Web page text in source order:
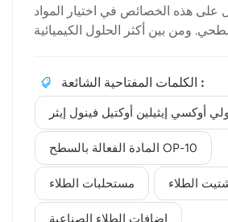
هذه الخصائص في اختيار المواد
ومن بين أكثر الحلول الكيميائية
مواد خام كيميائية عالية الجودة تدفع
في هذه المقالة، سنستكشف كيف
فينول تُعتبر ضرورية إضافات الطلاء
مستوى أداء الطلاءات الحديثة. قوة
تُعدّ الدهانات الصناعية مزيجًا معقدًا
والمذيبات والأصباغ والماء. ويتطلب
تجانس هذه المكونات غير المتوافقة
الكلمات المفتاحية الشائعة :
أوكسي إيثيلين أوكتيل فينول إيثر
المادة الفعالة بالسطح OP-10
مستحلبات الطلاء الطلاء
إضافات الطلاء الصناعية